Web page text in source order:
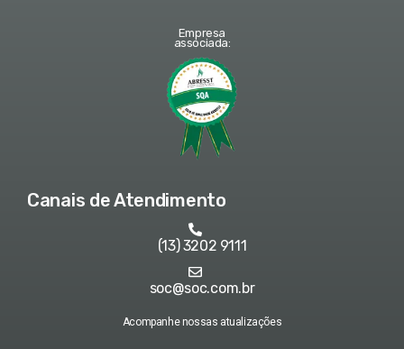
Empresa
associada:
Canais de Atendimento
(13) 3202 9111
soc@soc.com.br
Acompanhe nossas atualizações